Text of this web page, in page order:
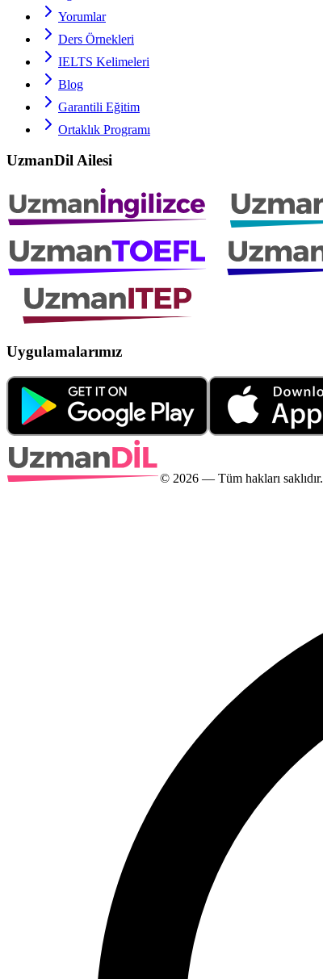
Yorumlar
Ders Örnekleri
IELTS Kelimeleri
Blog
Garantili Eğitim
Ortaklık Programı
UzmanDil Ailesi
Uygulamalarımız
© 2026 — Tüm hakları saklıdır.